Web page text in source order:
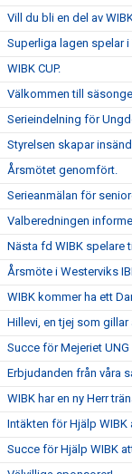
Vill du bli en del av
Superliga lagen spelar
WIBK CUP.
Välkommen till
Serieindelning för
Styrelsen skapar
Årsmötet genomfört.
Serieanmälan för
Valberedningen
Nästa fd WIBK spelare
Årsmöte i Westerviks
WIBK kommer ha ett
Hillevi, en tjej som
Succe för Mejeriet
Erbjudanden från våra
WIBK har en ny Herr
Intäkten för Hjälp WIBK
Succe för Hjälp WIBK